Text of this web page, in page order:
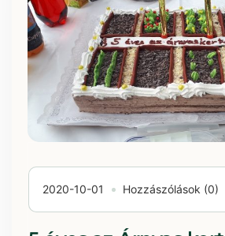
2020-10-01 Hozzászólások (0)